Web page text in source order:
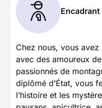
Encadrant
Chez nous, vous
avec des amoureux
passionnés de
diplômé d’État, vous
l’histoire et les